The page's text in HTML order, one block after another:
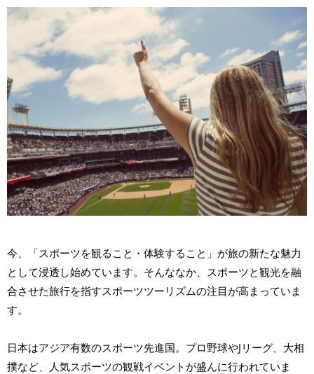
今、「スポーツを観ること・体験すること」が旅の新たな魅力
として浸透し始めています。そんななか、スポーツと観光を融
合させた旅行を指すスポーツツーリズムの注目が高まっていま
す。
日本はアジア有数のスポーツ先進国。プロ野球やJリーグ、大相
撲など、人気スポーツの観戦イベントが盛んに行われていま